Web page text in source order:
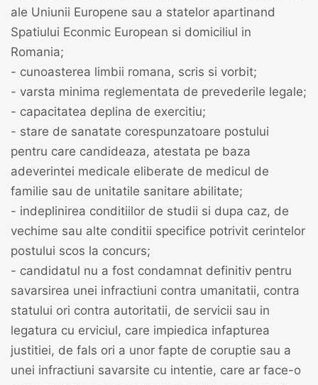
ale Uniunii Europene sau a statelor apartinand
Spatiului Econmic European si domiciliul in
Romania;
- cunoasterea limbii romana, scris si vorbit;
- varsta minima reglementata de prevederile legale;
- capacitatea deplina de exercitiu;
- stare de sanatate corespunzatoare postului
pentru care candideaza, atestata pe baza
adeverintei medicale eliberate de medicul de
familie sau de unitatile sanitare abilitate;
- indeplinirea conditiilor de studii si dupa caz, de
vechime sau alte conditii specifice potrivit cerintelor
postului scos la concurs;
- candidatul nu a fost condamnat definitiv pentru
savarsirea unei infractiuni contra umanitatii, contra
statului ori contra autoritatii, de servicii sau in
legatura cu erviciul, care impiedica infapturea
justitiei, de fals ori a unor fapte de coruptie sau a
unei infractiuni savarsite cu intentie, care ar face-o